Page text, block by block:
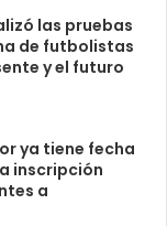
las pruebas
de futbolistas
y el futuro
ya tiene fecha
inscripción
a